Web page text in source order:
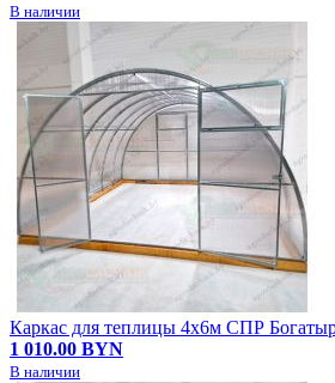
В наличии
Каркас для теплицы 4х6м СПР
1 010.00 BYN
В наличии